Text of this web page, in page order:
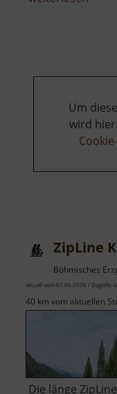
Um
wird
ZipLine
Böhmisches
aktuell vom 07.06.2026 / Zugriffe:
40 km vom aktuellen
Die länge